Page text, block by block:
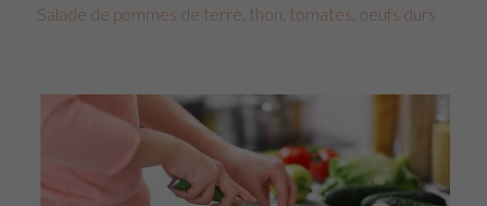
Salade de pommes de terre, thon, tomates, oeufs durs